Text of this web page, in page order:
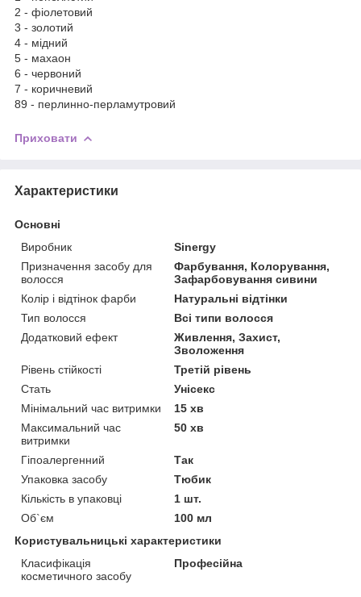
2 - фіолетовий
3 - золотий
4 - мідний
5 - махаон
6 - червоний
7 - коричневий
89 - перлинно-перламутровий
Приховати
Характеристики
Основні
Виробник
Sinergy
Призначення засобу для
волосся
Фарбування, Колорування,
Зафарбовування сивини
Колір і відтінок фарби
Натуральні відтінки
Тип волосся
Всі типи волосся
Додатковий ефект
Живлення, Захист,
Зволоження
Рівень стійкості
Третій рівень
Стать
Унісекс
Мінімальний час витримки
15 хв
Максимальний час
витримки
50 хв
Гіпоалергенний
Так
Упаковка засобу
Тюбик
Кількість в упаковці
1 шт.
Об`єм
100 мл
Користувальницькі характеристики
Класифікація
косметичного засобу
Професійна